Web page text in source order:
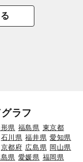
ラフ
県 福島県 東京都
石川県 福井県 愛知県
京都府 広島県 岡山県
県 愛媛県 福岡県